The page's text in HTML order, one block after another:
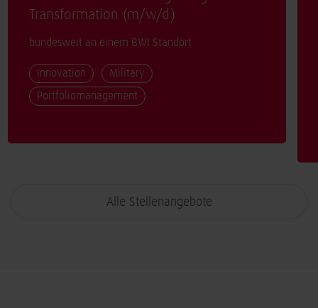
Transformation (m/w/d )
bundesweit an einem BWI Standort
Innovation
Military
Portfoliomanagement
Alle Stellenangebote